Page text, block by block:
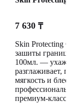
7 630 ₸
Skin Protecting
зашиты границ
100мл. —
разглаживает,
мягкость и
премиум-